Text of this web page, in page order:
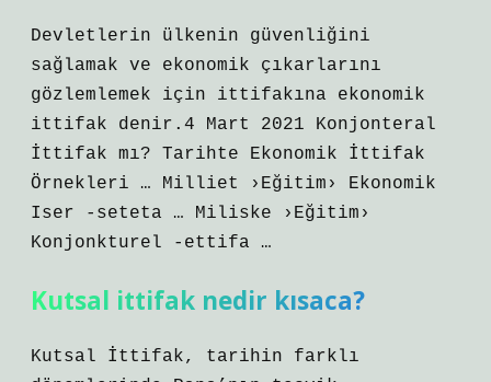
Devletlerin ülkenin güvenliğini
sağlamak ve ekonomik çıkarlarını
gözlemlemek için ittifakına ekonomik
ittifak denir.4 Mart 2021 Konjonteral
İttifak mı? Tarihte Ekonomik İttifak
Örnekleri … Milliet ›Eğitim› Ekonomik
Iser -seteta … Miliske ›Eğitim›
Konjonkturel -ettifa …
Kutsal ittifak nedir kısaca?
Kutsal İttifak, tarihin farklı